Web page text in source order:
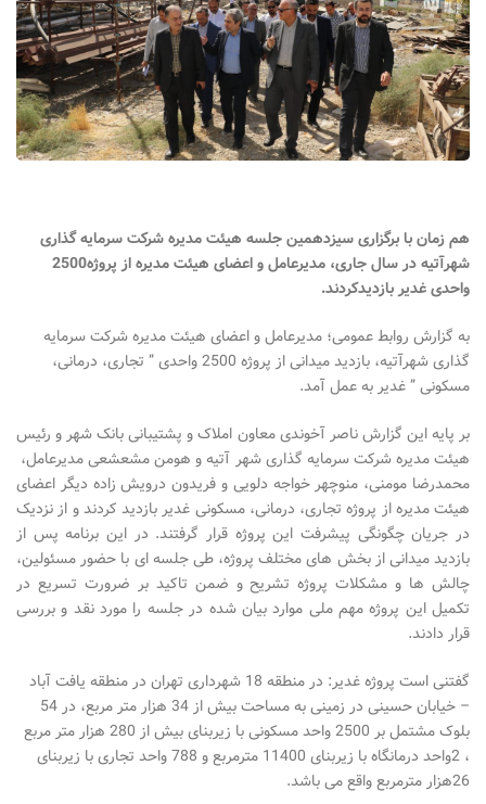
هم زمان با برگزاری سیزدهمین جلسه هیئت مدیره شرکت سرمایه گذاری
شهرآتیه در سال جاری، مدیرعامل و اعضای هیئت مدیره از پروژه2500
واحدی غدیر بازدیدکردند.
به گزارش روابط عمومی؛ مدیرعامل و اعضای هیئت مدیره شرکت سرمایه
گذاری شهرآتیه، بازدید میدانی از پروژه 2500 واحدی ” تجاری، درمانی،
مسکونی ” غدیر به عمل آمد.
بر پایه این گزارش ناصر آخوندی معاون املاک و پشتیبانی بانک شهر و رئیس
هیئت مدیره شرکت سرمایه گذاری شهر آتیه و هومن مشعشعی مدیرعامل،
محمدرضا مومنی، منوچهر خواجه دلویی و فریدون درویش زاده دیگر اعضای
هیئت مدیره از پروژه تجاری، درمانی، مسکونی غدیر بازدید کردند و از نزدیک
در جریان چگونگی پیشرفت این پروژه قرار گرفتند. در این برنامه پس از
بازدید میدانی از بخش های مختلف پروژه، طی جلسه ای با حضور مسئولین،
چالش ها و مشکلات پروژه تشریح و ضمن تاکید بر ضرورت تسریع در
تکمیل این پروژه مهم ملی موارد بیان شده در جلسه را مورد نقد و بررسی
قرار دادند.
گفتنی است پروژه غدیر: در منطقه 18 شهرداری تهران در منطقه یافت آباد
– خیابان حسینی در زمینی به مساحت بیش از 34 هزار متر مربع، در 54
بلوک مشتمل بر 2500 واحد مسکونی با زیربنای بیش از 280 هزار متر مربع
، 2واحد درمانگاه با زیربنای 11400 مترمربع و 788 واحد تجاری با زیربنای
26هزار مترمربع واقع می باشد.